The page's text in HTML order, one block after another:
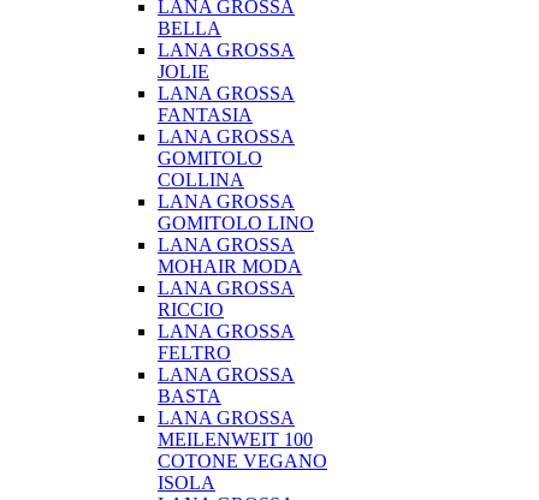
LANA GROSSA
BELLA
LANA GROSSA
JOLIE
LANA GROSSA
FANTASIA
LANA GROSSA
GOMITOLO
COLLINA
LANA GROSSA
GOMITOLO LINO
LANA GROSSA
MOHAIR MODA
LANA GROSSA
RICCIO
LANA GROSSA
FELTRO
LANA GROSSA
BASTA
LANA GROSSA
MEILENWEIT 100
COTONE VEGANO
ISOLA